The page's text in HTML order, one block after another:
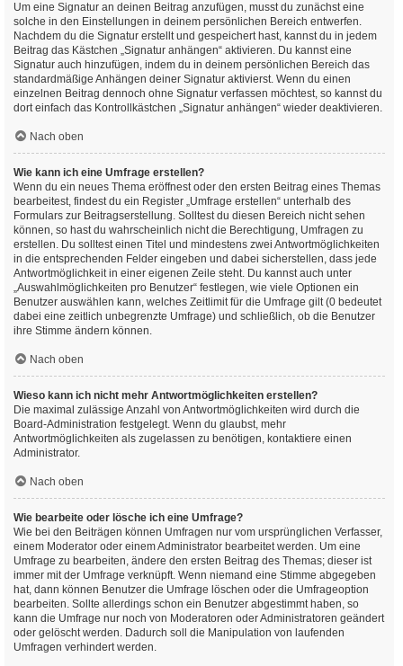
Um eine Signatur an deinen Beitrag anzufügen, musst du zunächst eine
solche in den Einstellungen in deinem persönlichen Bereich entwerfen.
Nachdem du die Signatur erstellt und gespeichert hast, kannst du in jedem
Beitrag das Kästchen „Signatur anhängen“ aktivieren. Du kannst eine
Signatur auch hinzufügen, indem du in deinem persönlichen Bereich das
standardmäßige Anhängen deiner Signatur aktivierst. Wenn du einen
einzelnen Beitrag dennoch ohne Signatur verfassen möchtest, so kannst du
dort einfach das Kontrollkästchen „Signatur anhängen“ wieder deaktivieren.
Nach oben
Wie kann ich eine Umfrage erstellen?
Wenn du ein neues Thema eröffnest oder den ersten Beitrag eines Themas
bearbeitest, findest du ein Register „Umfrage erstellen“ unterhalb des
Formulars zur Beitragserstellung. Solltest du diesen Bereich nicht sehen
können, so hast du wahrscheinlich nicht die Berechtigung, Umfragen zu
erstellen. Du solltest einen Titel und mindestens zwei Antwortmöglichkeiten
in die entsprechenden Felder eingeben und dabei sicherstellen, dass jede
Antwortmöglichkeit in einer eigenen Zeile steht. Du kannst auch unter
„Auswahlmöglichkeiten pro Benutzer“ festlegen, wie viele Optionen ein
Benutzer auswählen kann, welches Zeitlimit für die Umfrage gilt (0 bedeutet
dabei eine zeitlich unbegrenzte Umfrage) und schließlich, ob die Benutzer
ihre Stimme ändern können.
Nach oben
Wieso kann ich nicht mehr Antwortmöglichkeiten erstellen?
Die maximal zulässige Anzahl von Antwortmöglichkeiten wird durch die
Board-Administration festgelegt. Wenn du glaubst, mehr
Antwortmöglichkeiten als zugelassen zu benötigen, kontaktiere einen
Administrator.
Nach oben
Wie bearbeite oder lösche ich eine Umfrage?
Wie bei den Beiträgen können Umfragen nur vom ursprünglichen Verfasser,
einem Moderator oder einem Administrator bearbeitet werden. Um eine
Umfrage zu bearbeiten, ändere den ersten Beitrag des Themas; dieser ist
immer mit der Umfrage verknüpft. Wenn niemand eine Stimme abgegeben
hat, dann können Benutzer die Umfrage löschen oder die Umfrageoption
bearbeiten. Sollte allerdings schon ein Benutzer abgestimmt haben, so
kann die Umfrage nur noch von Moderatoren oder Administratoren geändert
oder gelöscht werden. Dadurch soll die Manipulation von laufenden
Umfragen verhindert werden.